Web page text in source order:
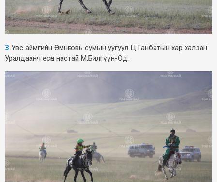
3.Увс аймгийн Өмнөговь сумын уугуул Ц.Ганбатын хар халзан.
Уралдаанч есөн настай М.Билгүүн-Од.